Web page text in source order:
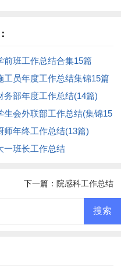
前班工作总结合集15篇
工员年度工作总结集锦15篇
务部年度工作总结(14篇)
生会外联部工作总结(集锦15
师年终工作总结(13篇)
一班长工作总结
下一篇： 院感科工作总结